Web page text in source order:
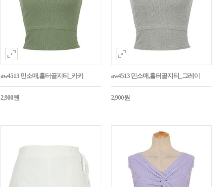
aw4513 민소매,홀터골지티_카키
2,900원
aw4513 민소매,홀터골지티_그레이
2,900원